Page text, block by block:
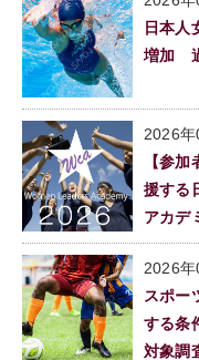
日本人
増加
2026年
【参
援する
アカデ
2026年
スポー
する条
対象調